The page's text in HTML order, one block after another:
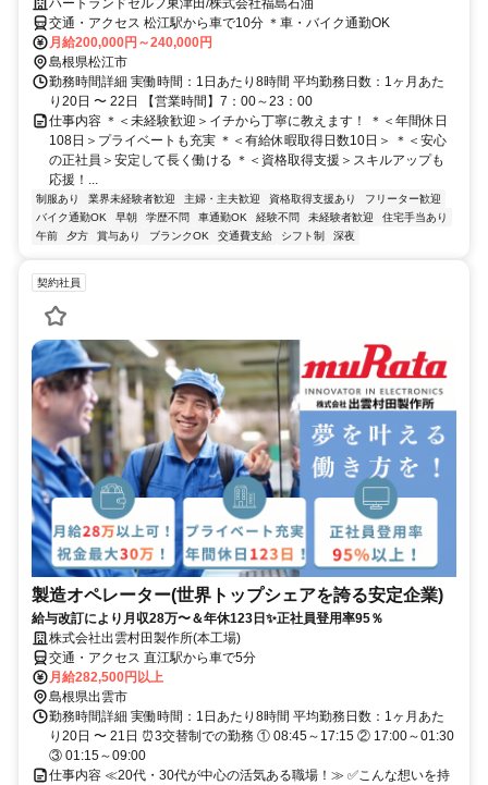
交通・アクセス 松江駅から車で10分 ＊車・バイク通勤OK
月給200,000円～240,000円
島根県松江市
勤務時間詳細 実働時間：1日あたり8時間 平均勤務日数：1ヶ月あた
り20日 〜 22日 【営業時間】7：00～23：00
仕事内容 ＊＜未経験歓迎＞イチから丁寧に教えます！ ＊＜年間休日
108日＞プライベートも充実 ＊＜有給休暇取得日数10日＞ ＊＜安心
の正社員＞安定して長く働ける ＊＜資格取得支援＞スキルアップも
応援！...
制服あり 業界未経験者歓迎 主婦・主夫歓迎 資格取得支援あり
フリーター歓迎
バイク通勤OK
早朝 学歴不問 車通勤OK 経験不問 未経験者歓迎
住宅手当あり
午前
夕方 賞与あり ブランクOK 交通費支給 シフト制 深夜
契約社員
製造オペレーター(世界トップシェアを誇る安定企業)
給与改訂により月収28万〜＆年休123日✨正社員登用率95％
株式会社出雲村田製作所(本工場)
交通・アクセス 直江駅から車で5分
月給282,500円以上
島根県出雲市
勤務時間詳細 実働時間：1日あたり8時間 平均勤務日数：1ヶ月あた
り20日 〜 21日 ⏰3交替制での勤務 ① 08:45～17:15 ② 17:00～01:30
③ 01:15～09:00
仕事内容 ≪20代・30代が中心の活気ある職場！≫ ✅こんな想いを持